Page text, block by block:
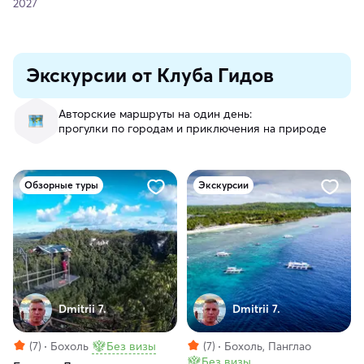
2027
Экскурсии от Клуба Гидов
Авторские маршруты на один день:
прогулки по городам и приключения на природе
Обзорные туры
Dmitrii 7.
(7) Бохоль Без визы
Экскурсии
Dmitrii 7.
(7)
Бохоль, Панглао